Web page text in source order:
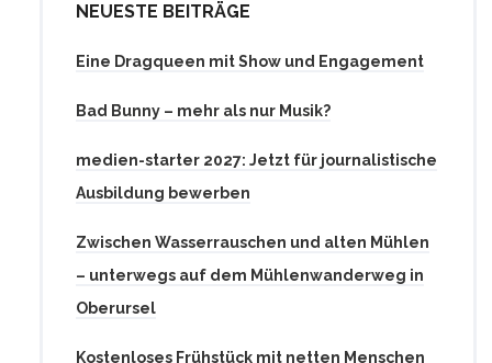
NEUESTE BEITRÄGE
Eine Dragqueen mit Show und Engagement
Bad Bunny – mehr als nur Musik?
medien-starter 2027: Jetzt für journalistische
Ausbildung bewerben
Zwischen Wasserrauschen und alten Mühlen
– unterwegs auf dem Mühlenwanderweg in
Oberursel
Kostenloses Frühstück mit netten Menschen